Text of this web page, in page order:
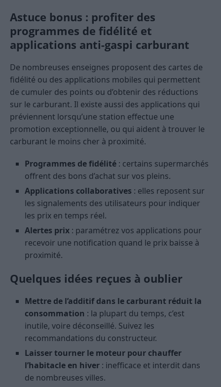
Astuce bonus : profiter des
programmes de fidélité et
applications anti-gaspi carburant
De nombreuses enseignes proposent des cartes de
fidélité ou des applications mobiles qui permettent
de cumuler des points ou d’obtenir des réductions
sur le carburant. Il existe aussi des applications qui
préviennent lorsqu’une station effectue une
promotion exceptionnelle, ou qui aident à trouver le
carburant le moins cher à proximité.
Programmes de fidélité : certains supermarchés
offrent des bons d’achat sur vos pleins.
Applications collaboratives : elles reposent sur
les signalements des utilisateurs pour indiquer
les prix en temps réel.
Alertes prix : paramétrez vos applications pour
recevoir une notification quand le prix baisse à
proximité.
Quelques idées reçues à oublier
Mettre de l’additif dans le carburant réduit la
consommation : la plupart du temps, c’est
inutile, voire déconseillé. Suivez les
recommandations du constructeur.
Laisser tourner le moteur pour chauffer
l’habitacle en hiver : inefficace et interdit dans
de nombreuses villes.